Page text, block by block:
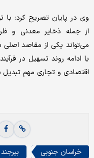
وی در پایان تصریح کرد: با
از جمله ذخایر معدنی و
می‌تواند یکی از مقاصد اصلی
با ادامه روند تسهیل در
اقتصادی و تجاری مهم تبدیل
خراسان جنوبی بیرجند